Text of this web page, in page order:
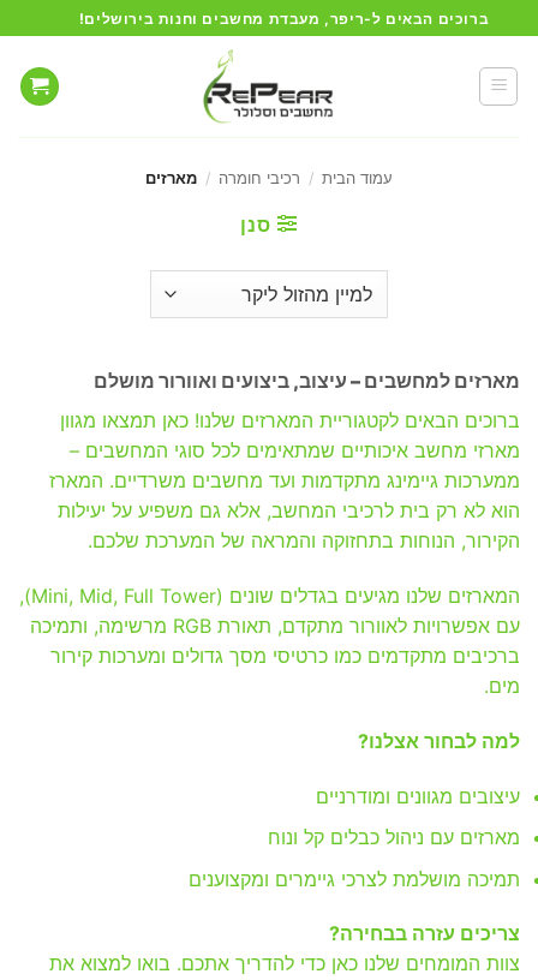
to
content
ברוכים הבאים ל-ריפר, מעבדת מחשבים וחנות בירושלים!
עמוד הבית / רכיבי חומרה / מארזים
סנן
מארזים למחשבים – עיצוב, ביצועים ואוורור מושלם
ברוכים הבאים לקטגוריית המארזים שלנו! כאן תמצאו מגוון
מארזי מחשב איכותיים שמתאימים לכל סוגי המחשבים –
ממערכות גיימינג מתקדמות ועד מחשבים משרדיים. המארז
הוא לא רק בית לרכיבי המחשב, אלא גם משפיע על יעילות
הקירור, הנוחות בתחזוקה והמראה של המערכת שלכם.
המארזים שלנו מגיעים בגדלים שונים (Mini, Mid, Full Tower),
עם אפשרויות לאוורור מתקדם, תאורת RGB מרשימה, ותמיכה
ברכיבים מתקדמים כמו כרטיסי מסך גדולים ומערכות קירור
מים.
למה לבחור אצלנו?
עיצובים מגוונים ומודרניים
מארזים עם ניהול כבלים קל ונוח
תמיכה מושלמת לצרכי גיימרים ומקצוענים
צריכים עזרה בבחירה?
צוות המומחים שלנו כאן כדי להדריך אתכם. בואו למצוא את